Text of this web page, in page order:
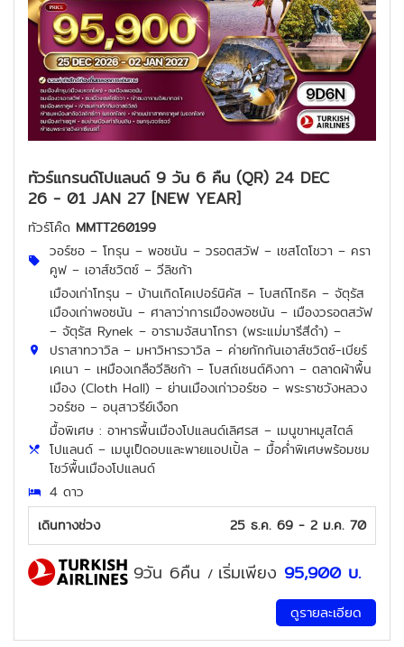
ทัวร์แกรนด์โปแลนด์ 9 วัน 6 คืน (QR) 24 DEC
26 - 01 JAN 27 [NEW YEAR]
ทัวร์โค๊ด MMTT260199
วอร์ซอ – โทรุน – พอซนัน – วรอตสวัฟ – เชสโตโชวา – ครา
คูฟ – เอาส์ชวิตซ์ – วีลิชก้า
เมืองเก่าโทรุน – บ้านเกิดโคเปอร์นิคัส – โบสถ์โกธิค – จัตุรัส
เมืองเก่าพอซนัน – ศาลาว่าการเมืองพอซนัน – เมืองวรอตสวัฟ
– จัตุรัส Rynek – อารามจัสนาโกรา (พระแม่มารีสีดำ) –
ปราสาทวาวิล – มหาวิหารวาวิล – ค่ายกักกันเอาส์ชวิตซ์-เบียร์
เคเนา – เหมืองเกลือวีลิชก้า – โบสถ์เซนต์คิงกา – ตลาดผ้าพื้น
เมือง (Cloth Hall) – ย่านเมืองเก่าวอร์ซอ – พระราชวังหลวง
วอร์ซอ – อนุสาวรีย์เงือก
มื้อพิเศษ : อาหารพื้นเมืองโปแลนด์เลิศรส – เมนูขาหมูสไตล์
โปแลนด์ – เมนูเป็ดอบและพายแอปเปิ้ล – มื้อค่ำพิเศษพร้อมชม
โชว์พื้นเมืองโปแลนด์
4 ดาว
เดินทางช่วง
25 ธ.ค. 69 - 2 ม.ค. 70
9วัน 6คืน / เริ่มเพียง 95,900 บ.
ดูรายละเอียด